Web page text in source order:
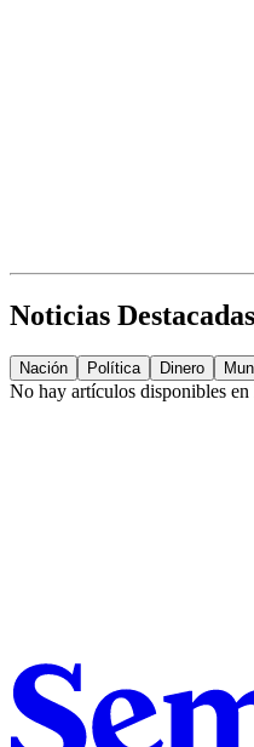
Noticias Destacadas
Nación Política Dinero
No hay artículos disponibles en